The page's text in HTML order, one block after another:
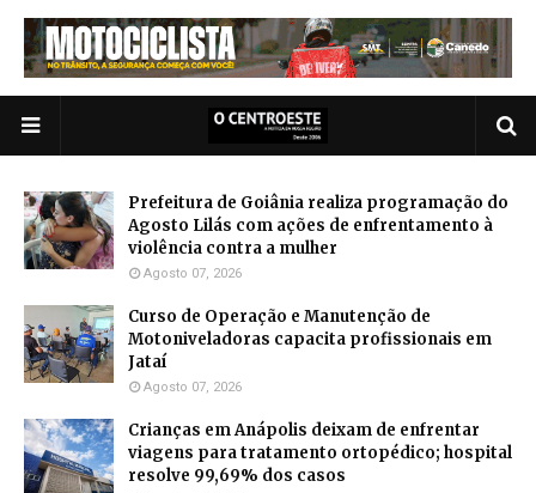
Prefeitura de Goiânia realiza programação do
Agosto Lilás com ações de enfrentamento à
violência contra a mulher
Agosto 07, 2026
Curso de Operação e Manutenção de
Motoniveladoras capacita profissionais em
Jataí
Agosto 07, 2026
Crianças em Anápolis deixam de enfrentar
viagens para tratamento ortopédico; hospital
resolve 99,69% dos casos